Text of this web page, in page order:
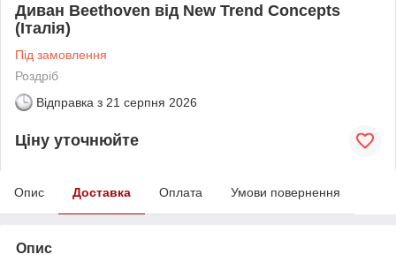
Диван Beethoven від New Trend Concepts
(Італія)
Під замовлення
Роздріб
Відправка з 21 серпня 2026
Ціну уточнюйте
Опис Доставка Оплата Умови повернення
Опис